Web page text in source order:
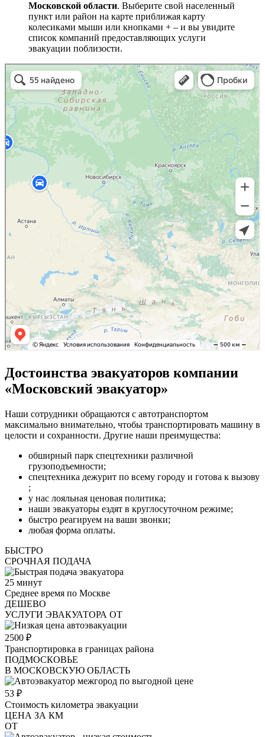
Московской области. Выберите свой населенный
пункт или район на карте приближая карту
колесиками мыши или кнопками + – и вы увидите
список компаний предоставляющих услуги
эвакуации поблизости.
эвакуаторы на карте
Волоколамск
Достоинства эвакуаторов компании
«Московский эвакуатор»
Наши сотрудники обращаются с автотранспортом
максимально внимательно, чтобы транспортировать машину в
целости и сохранности. Другие наши преимущества:
обширный парк спецтехники различной
грузоподъемности;
спецтехника дежурит по всему городу и готова к вызову
;
у нас лояльная ценовая политика;
наши эвакуаторы ездят в круглосуточном режиме;
быстро реагируем на ваши звонки;
любая форма оплаты.
БЫСТРО
СРОЧНАЯ ПОДАЧА
25 минут
Среднее время по Москве
ДЕШЕВО
УСЛУГИ ЭВАКУАТОРА ОТ
2500 ₽
Транспортировка в границах района
ПОДМОСКОВЬЕ
В МОСКОВСКУЮ ОБЛАСТЬ
53 ₽
Стоимость километра эвакуации
ЦЕНА ЗА КМ
ОТ